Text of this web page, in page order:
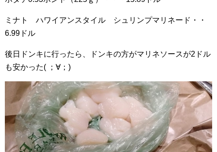
ミナト ハワイアンスタイル シュリンプマリネード・・
6.99ドル
後日ドンキに行ったら、ドンキの方がマリネソースが2ドル
も安かった( ；∀；)